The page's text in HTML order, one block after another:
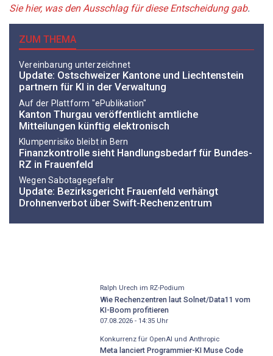
Sie hier, was den Ausschlag für diese Entscheidung gab.
ZUM THEMA
Vereinbarung unterzeichnet
Update: Ostschweizer Kantone und Liechtenstein
partnern für KI in der Verwaltung
Auf der Plattform "ePublikation"
Kanton Thurgau veröffentlicht amtliche
Mitteilungen künftig elektronisch
Klumpenrisiko bleibt in Bern
Finanzkontrolle sieht Handlungsbedarf für Bundes-
RZ in Frauenfeld
Wegen Sabotagegefahr
Update: Bezirksgericht Frauenfeld verhängt
Drohnenverbot über Swift-Rechenzentrum
Ralph Urech im RZ-Podium
Wie Rechenzentren laut Solnet/Data11 vom
KI-Boom profitieren
07.08.2026 - 14:35Uhr
Konkurrenz für OpenAI und Anthropic
Meta lanciert Programmier-KI Muse Code